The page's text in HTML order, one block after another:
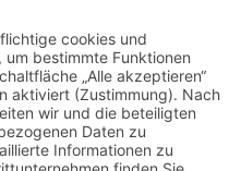
des
Steuererklärung
geltend